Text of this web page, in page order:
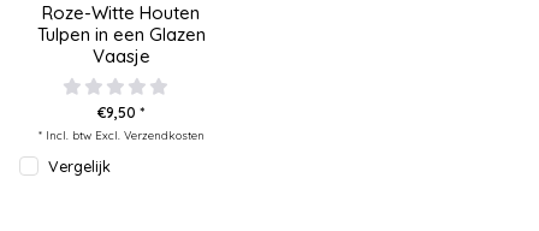
Roze-Witte Houten
Tulpen in een Glazen
Vaasje
€9,50 *
* Incl. btw Excl. Verzendkosten
Vergelijk